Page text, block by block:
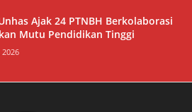
Ajak 24 PTNBH Berkolaborasi
Mutu Pendidikan Tinggi